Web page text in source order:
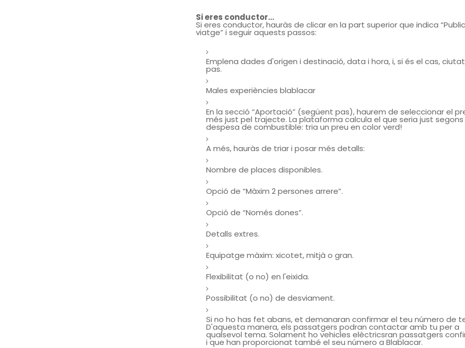
Si eres conductor…
Si eres conductor, hauràs de clicar en la part superior que indica
viatge” i seguir aquests passos:
Emplena dades d'origen i destinació, data i hora, i, si és el cas,
pas.
Males experiències blablacar
En la secció “Aportació” (següent pas), haurem de seleccionar el
més just pel trajecte. La plataforma calcula el que seria just segons
despesa de combustible: tria un preu en color verd!
A més, hauràs de triar i posar més detalls:
Nombre de places disponibles.
Opció de “Màxim 2 persones arrere”.
Opció de “Només dones”.
Detalls extres.
Equipatge màxim: xicotet, mitjà o gran.
Flexibilitat (o no) en l'eixida.
Possibilitat (o no) de desviament.
Si no ho has fet abans, et demanaran confirmar el teu número de
D'aquesta manera, els passatgers podran contactar amb tu per a
qualsevol tema. Solament ho vehicles elèctricsran passatgers
i que han proporcionat també el seu número a Blablacar.